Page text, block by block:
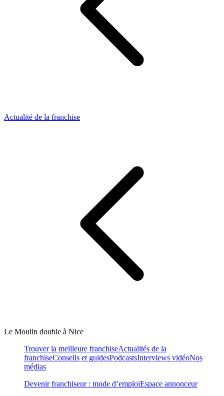
Actualité de la franchise
Le Moulin double à Nice
Trouver la meilleure franchiseActualités de la
franchiseConseils et guidesPodcastsInterviews vidéoNos
médias
Devenir franchiseur : mode d’emploiEspace annonceur